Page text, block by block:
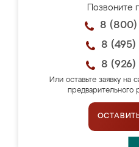
Позвоните
8 (800)
8 (495)
8 (926)
Или оставьте заявку на
предварительного